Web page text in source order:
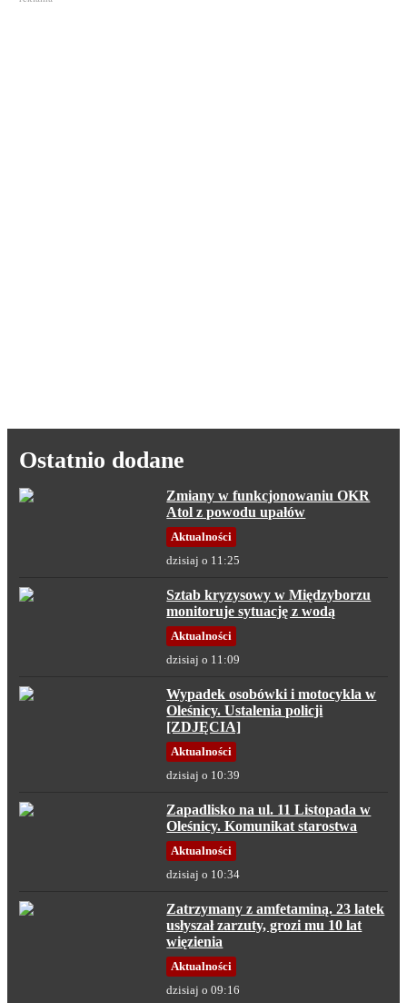
Ostatnio dodane
Zmiany w funkcjonowaniu OKR
Atol z powodu upałów
Aktualności
dzisiaj o 11:25
Sztab kryzysowy w Międzyborzu
monitoruje sytuację z wodą
Aktualności
dzisiaj o 11:09
Wypadek osobówki i motocykla w
Oleśnicy. Ustalenia policji
[ZDJĘCIA]
Aktualności
dzisiaj o 10:39
Zapadlisko na ul. 11 Listopada w
Oleśnicy. Komunikat starostwa
Aktualności
dzisiaj o 10:34
Zatrzymany z amfetaminą. 23 latek
usłyszał zarzuty, grozi mu 10 lat
więzienia
Aktualności
dzisiaj o 09:16